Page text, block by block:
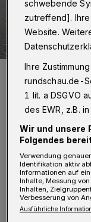
Der triste Karlsplatz
Foto: Atamari CC BY-SA
„1.) Der Platz
umfassenden
Mitteln
schwebende
zutreffend].
Website.
Ihre
rundschau.de-
1 lit. a DSGVO
des EWR, z.B.
Wir und unsere
Folgendes
Verwendung
Identifikation aktiv
Informationen auf
Inhalte, Messung
Inhalten,
Verbesserung von
Ausführliche